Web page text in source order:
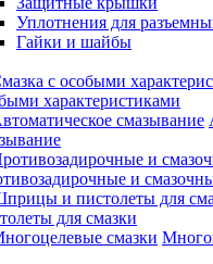
Уплотнения для
Гайки и шайбы
характеристиками
и
для смазки